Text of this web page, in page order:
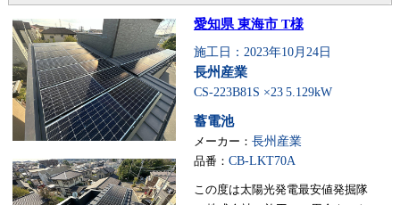
愛知県 東海市 T様
施工日：2023年10月24日
長州産業
CS-223B81S ×23 5.129kW
蓄電池
メーカー： 長州産業
品番： CB-LKT70A
この度は太陽光発電最安値発掘隊